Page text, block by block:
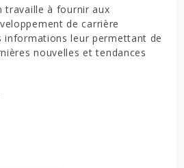
travaille à fournir aux
de carrière
informations leur permettant de
nouvelles et tendances